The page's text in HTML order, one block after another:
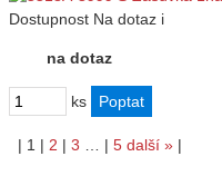
Dostupnost Na dotaz i
na dotaz
ks
| 1 | 2 | 3 | 5 další » |